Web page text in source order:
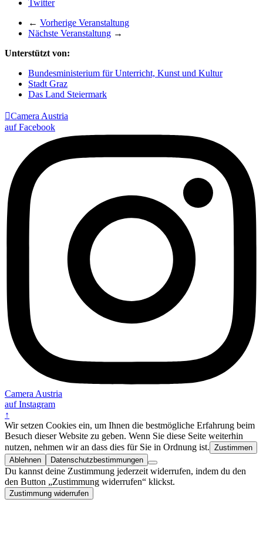
Twitter
← Vorherige Veranstaltung
Nächste Veranstaltung →
Unterstützt von:
Bundesministerium für Unterricht, Kunst und Kultur
Stadt Graz
Das Land Steiermark
Camera Austria
auf Facebook
Camera Austria
auf Instagram
↑
Wir setzen Cookies ein, um Ihnen die bestmögliche Erfahrung beim
Besuch dieser Website zu geben. Wenn Sie diese Seite weiterhin
nutzen, nehmen wir an dass dies für Sie in Ordnung ist. Zustimmen
Ablehnen
Datenschutzbestimmungen
Du kannst deine Zustimmung jederzeit widerrufen, indem du den
den Button „Zustimmung widerrufen“ klickst.
Zustimmung widerrufen